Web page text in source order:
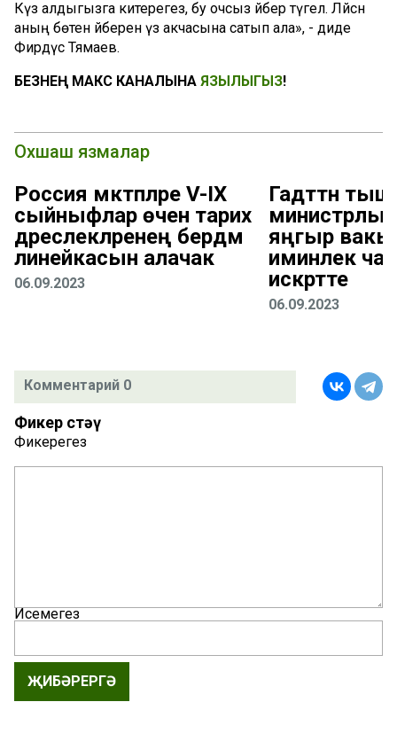
Күз алдыгызга китерегез, бу очсыз әйбер түгел. Ләйсән
аның бөтен әйберен үз акчасына сатып ала», - диде
Фирдүс Тямаев.
БЕЗНЕҢ МАКС КАНАЛЫНА ЯЗЫЛЫГЫЗ!
Охшаш язмалар
Россия мәктәпләре V-IX
сыйныфлар өчен тарих
дәреслекләренең бердәм
линейкасын алачак
06.09.2023
Гадәттән тыш
яңгыр
иминлек
искәртте
06.09.2023
Комментарий 0
Фикер өстәү
Фикерегез
Исемегез
ҖИБӘРЕРГӘ